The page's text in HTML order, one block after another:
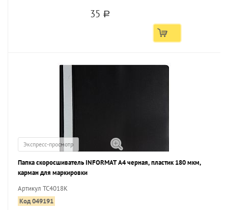
35 a
Экспресс-просмотр
Папка скоросшиватель INFORMAT А4 черная, пластик 180 мкм,
карман для маркировки
Артикул TC4018K
Код 049191